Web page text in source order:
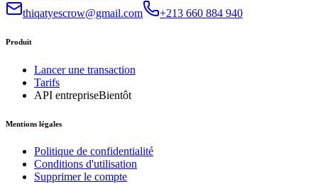
thiqatyescrow@gmail.com
+213 660 884 940
Produit
Lancer une transaction
Tarifs
API entrepriseBientôt
Mentions légales
Politique de confidentialité
Conditions d'utilisation
Supprimer le compte